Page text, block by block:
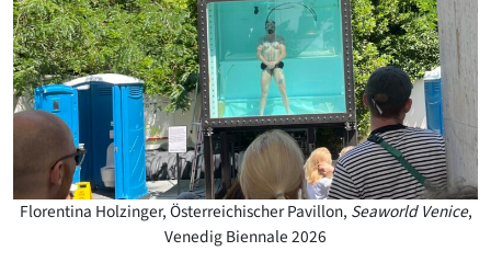
Florentina Holzinger, Österreichischer Pavillon, Seaworld Venice,
Venedig Biennale 2026